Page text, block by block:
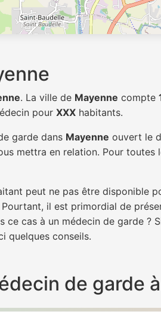
. La ville de Mayenne compte
pour XXX habitants.
garde dans Mayenne ouvert le
mettra en relation. Pour toutes
peut ne pas être disponible
il est primordial de
ce cas à un médecin de garde ?
quelques conseils.
de garde